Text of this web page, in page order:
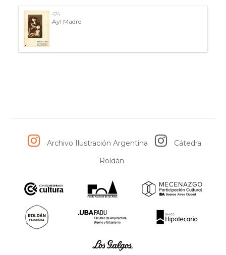
474
Ay! Madre
Archivo Ilustración Argentina
Cátedra
Roldán